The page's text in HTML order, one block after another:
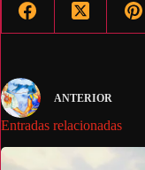
ANTERIOR
Entradas relacionadas